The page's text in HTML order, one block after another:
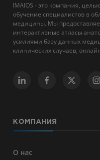
IMAIOS - это компания,
обучение специалистов в
медицины. Мы
интерактивные атласы
усилиями базу данных
клинических случаев,
КОМПАНИЯ
О нас